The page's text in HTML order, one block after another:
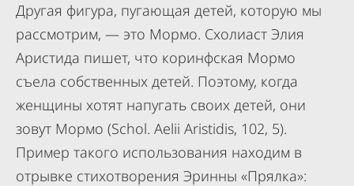
Другая фигура, пугающая детей, которую мы
рассмотрим, — это Мормо. Схолиаст Элия
Аристида пишет, что коринфская Мормо
съела собственных детей. Поэтому, когда
женщины хотят напугать своих детей, они
зовут Мормо (Schol. Aelii Aristidis, 102, 5).
Пример такого использования находим в
отрывке стихотворения Эринны «Прялка»: